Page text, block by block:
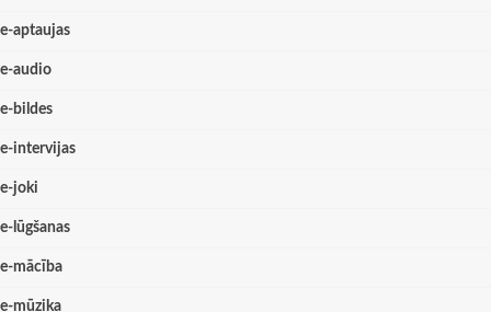
e-aptaujas
e-audio
e-bildes
e-intervijas
e-joki
e-lūgšanas
e-mācība
e-mūzika